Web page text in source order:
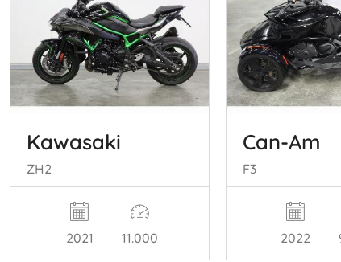
Kawasaki
ZH2
2021 11.000
Can-Am
F3
2022